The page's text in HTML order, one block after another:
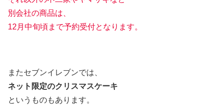
別会社の商品は、
12月中旬頃まで予約受付となります。
またセブンイレブンでは、
ネット限定のクリスマスケーキ
というものもあります。